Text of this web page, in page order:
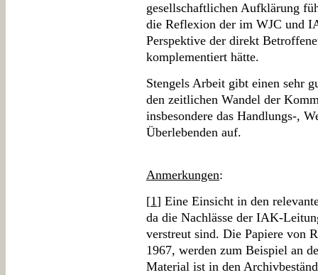
gesellschaftlichen Aufklärung
die Reflexion der im WJC und
Perspektive der direkt
komplementiert hätte.
Stengels Arbeit gibt einen sehr
den zeitlichen Wandel der
insbesondere das Handlungs-,
Überlebenden auf.
Anmerkungen:
[1] Eine Einsicht in den
da die Nachlässe der IAK-
verstreut sind. Die Papiere von
1967, werden zum Beispiel an
Material ist in den